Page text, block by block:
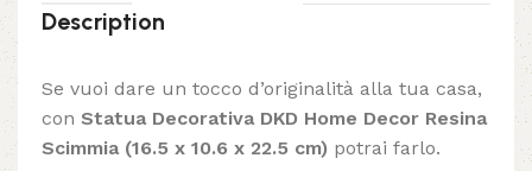
Description
Se vuoi dare un tocco d’originalità alla tua casa,
con Statua Decorativa DKD Home Decor Resina
Scimmia (16.5 x 10.6 x 22.5 cm) potrai farlo.